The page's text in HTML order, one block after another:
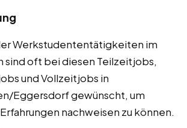
Werkstudententätigkeiten im
sind oft bei diesen Teilzeitjobs,
und Vollzeitjobs in
Eggersdorf gewünscht, um
nachweisen zu können.